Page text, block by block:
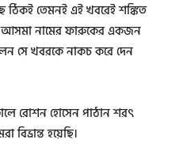
ঠিকই তেমনই এই খবরেই শঙ্কিত
আসমা নামের ফারুকের একজন
সে খবরকে নাকচ করে দেন
রোশন হোসেন পাঠান শরৎ
হয়েছি।